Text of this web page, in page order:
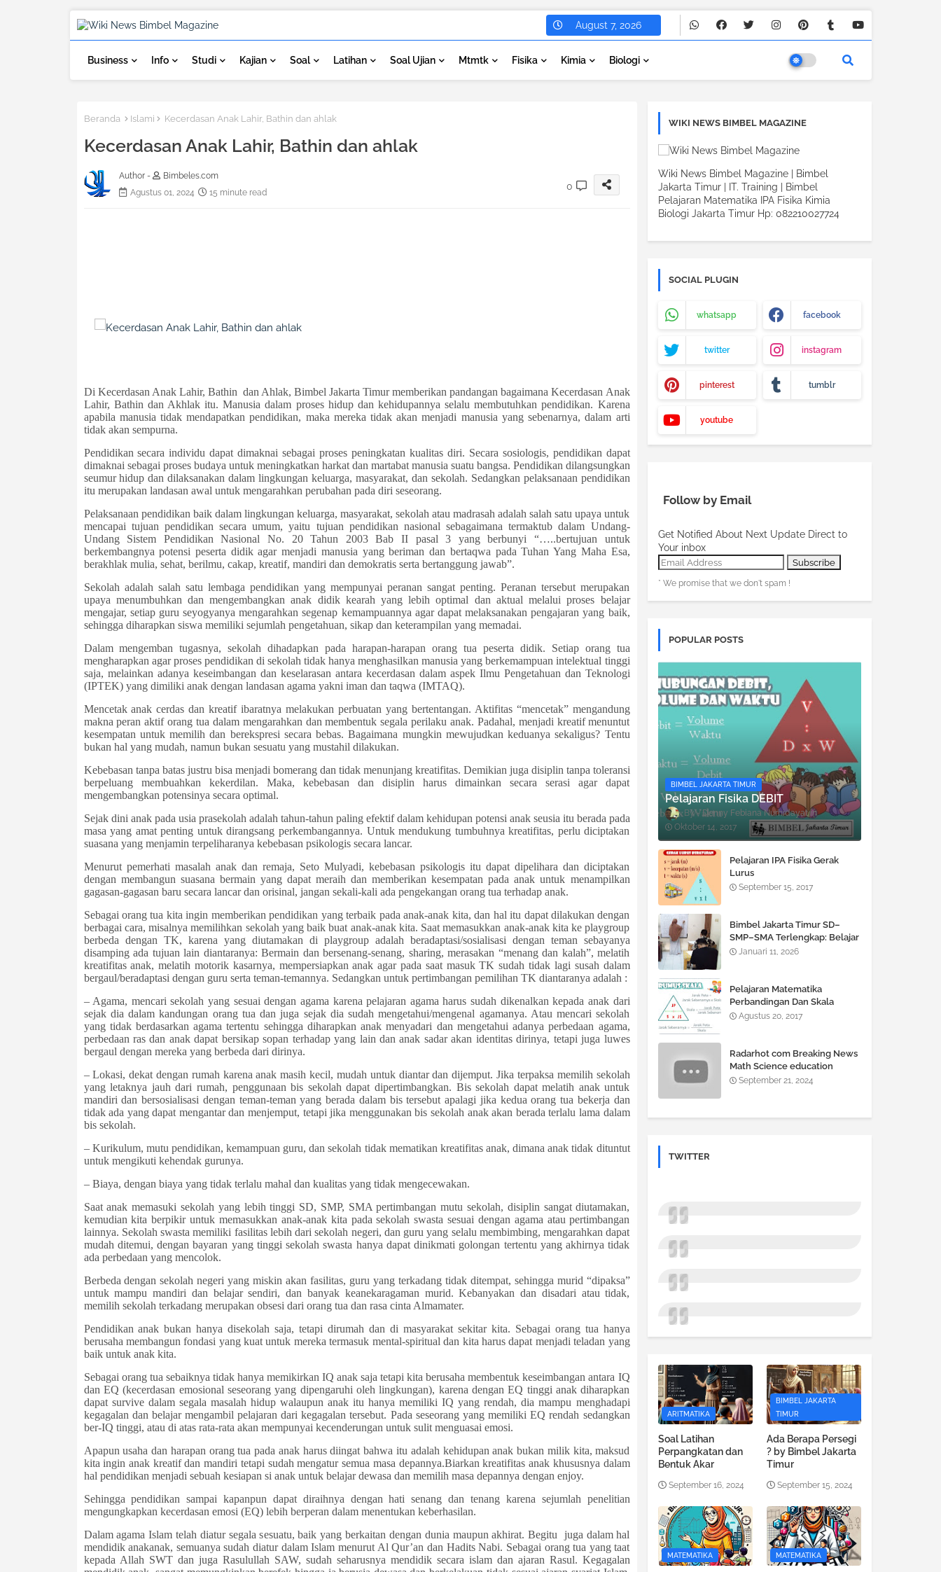
August 7, 2026
Business Info Studi Kajian Soal Latihan Soal Ujian Mtmtk Fisika Kimia Biologi
Beranda Islami Kecerdasan Anak Lahir, Bathin dan ahlak
Kecerdasan Anak Lahir, Bathin dan ahlak
Author -
Bimbeles.com
Agustus 01, 2024
15 minute read
0
Di Kecerdasan Anak Lahir, Bathin dan Ahlak, Bimbel Jakarta Timur memberikan pandangan bagaimana Kecerdasan Anak
Lahir, Bathin dan Akhlak itu. Manusia dalam proses hidup dan kehidupannya selalu membutuhkan pendidikan. Karena
apabila manusia tidak mendapatkan pendidikan, maka mereka tidak akan menjadi manusia yang sebenarnya, dalam arti
tidak akan sempurna.
Pendidikan secara individu dapat dimaknai sebagai proses peningkatan kualitas diri. Secara sosiologis, pendidikan dapat
dimaknai sebagai proses budaya untuk meningkatkan harkat dan martabat manusia suatu bangsa. Pendidikan dilangsungkan
seumur hidup dan dilaksanakan dalam lingkungan keluarga, masyarakat, dan sekolah. Sedangkan pelaksanaan pendidikan
itu merupakan landasan awal untuk mengarahkan perubahan pada diri seseorang.
Pelaksanaan pendidikan baik dalam lingkungan keluarga, masyarakat, sekolah atau madrasah adalah salah satu upaya untuk
mencapai tujuan pendidikan secara umum, yaitu tujuan pendidikan nasional sebagaimana termaktub dalam Undang-
Undang Sistem Pendidikan Nasional No. 20 Tahun 2003 Bab II pasal 3 yang berbunyi “…..bertujuan untuk
berkembangnya potensi peserta didik agar menjadi manusia yang beriman dan bertaqwa pada Tuhan Yang Maha Esa,
berakhlak mulia, sehat, berilmu, cakap, kreatif, mandiri dan demokratis serta bertanggung jawab”.
Sekolah adalah salah satu lembaga pendidikan yang mempunyai peranan sangat penting. Peranan tersebut merupakan
upaya menumbuhkan dan mengembangkan anak didik kearah yang lebih optimal dan aktual melalui proses belajar
mengajar, setiap guru seyogyanya mengarahkan segenap kemampuannya agar dapat melaksanakan pengajaran yang baik,
sehingga diharapkan siswa memiliki sejumlah pengetahuan, sikap dan keterampilan yang memadai.
Dalam mengemban tugasnya, sekolah dihadapkan pada harapan-harapan orang tua peserta didik. Setiap orang tua
mengharapkan agar proses pendidikan di sekolah tidak hanya menghasilkan manusia yang berkemampuan intelektual tinggi
saja, melainkan adanya keseimbangan dan keselarasan antara kecerdasan dalam aspek Ilmu Pengetahuan dan Teknologi
(IPTEK) yang dimiliki anak dengan landasan agama yakni iman dan taqwa (IMTAQ).
Mencetak anak cerdas dan kreatif ibaratnya melakukan perbuatan yang bertentangan. Aktifitas “mencetak” mengandung
makna peran aktif orang tua dalam mengarahkan dan membentuk segala perilaku anak. Padahal, menjadi kreatif menuntut
kesempatan untuk memilih dan berekspresi secara bebas. Bagaimana mungkin mewujudkan keduanya sekaligus? Tentu
bukan hal yang mudah, namun bukan sesuatu yang mustahil dilakukan.
Kebebasan tanpa batas justru bisa menjadi bomerang dan tidak menunjang kreatifitas. Demikian juga disiplin tanpa toleransi
berpeluang membuahkan kekerdilan. Maka, kebebasan dan disiplin harus dimainkan secara serasi agar dapat
mengembangkan potensinya secara optimal.
Sejak dini anak pada usia prasekolah adalah tahun-tahun paling efektif dalam kehidupan potensi anak seusia itu berada pada
masa yang amat penting untuk dirangsang perkembangannya. Untuk mendukung tumbuhnya kreatifitas, perlu diciptakan
suasana yang menjamin terpeliharanya kebebasan psikologis secara lancar.
Menurut pemerhati masalah anak dan remaja, Seto Mulyadi, kebebasan psikologis itu dapat dipelihara dan diciptakan
dengan membangun suasana bermain yang dapat meraih dan memberikan kesempatan pada anak untuk menampilkan
gagasan-gagasan baru secara lancar dan orisinal, jangan sekali-kali ada pengekangan orang tua terhadap anak.
Sebagai orang tua kita ingin memberikan pendidikan yang terbaik pada anak-anak kita, dan hal itu dapat dilakukan dengan
berbagai cara, misalnya memilihkan sekolah yang baik buat anak-anak kita. Saat memasukkan anak-anak kita ke playgroup
berbeda dengan TK, karena yang diutamakan di playgroup adalah beradaptasi/sosialisasi dengan teman sebayanya
disamping ada tujuan lain diantaranya: Bermain dan bersenang-senang, sharing, merasakan “menang dan kalah”, melatih
kreatifitas anak, melatih motorik kasarnya, mempersiapkan anak agar pada saat masuk TK sudah tidak lagi susah dalam
bergaul/beradaptasi dengan guru serta teman-temannya. Sedangkan untuk pertimbangan pemilihan TK diantaranya adalah :
– Agama, mencari sekolah yang sesuai dengan agama karena pelajaran agama harus sudah dikenalkan kepada anak dari
sejak dia dalam kandungan orang tua dan juga sejak dia sudah mengetahui/mengenal agamanya. Atau mencari sekolah
yang tidak berdasarkan agama tertentu sehingga diharapkan anak menyadari dan mengetahui adanya perbedaan agama,
perbedaan ras dan anak dapat bersikap sopan terhadap yang lain dan anak sadar akan identitas dirinya, tetapi juga luwes
bergaul dengan mereka yang berbeda dari dirinya.
– Lokasi, dekat dengan rumah karena anak masih kecil, mudah untuk diantar dan dijemput. Jika terpaksa memilih sekolah
yang letaknya jauh dari rumah, penggunaan bis sekolah dapat dipertimbangkan. Bis sekolah dapat melatih anak untuk
mandiri dan bersosialisasi dengan teman-teman yang berada dalam bis tersebut apalagi jika kedua orang tua bekerja dan
tidak ada yang dapat mengantar dan menjemput, tetapi jika menggunakan bis sekolah anak akan berada terlalu lama dalam
bis sekolah.
– Kurikulum, mutu pendidikan, kemampuan guru, dan sekolah tidak mematikan kreatifitas anak, dimana anak tidak dituntut
untuk mengikuti kehendak gurunya.
– Biaya, dengan biaya yang tidak terlalu mahal dan kualitas yang tidak mengecewakan.
Saat anak memasuki sekolah yang lebih tinggi SD, SMP, SMA pertimbangan mutu sekolah, disiplin sangat diutamakan,
kemudian kita berpikir untuk memasukkan anak-anak kita pada sekolah swasta sesuai dengan agama atau pertimbangan
lainnya. Sekolah swasta memiliki fasilitas lebih dari sekolah negeri, dan guru yang selalu membimbing, mengarahkan dapat
mudah ditemui, dengan bayaran yang tinggi sekolah swasta hanya dapat dinikmati golongan tertentu yang akhirnya tidak
ada perbedaan yang mencolok.
Berbeda dengan sekolah negeri yang miskin akan fasilitas, guru yang terkadang tidak ditempat, sehingga murid “dipaksa”
untuk mampu mandiri dan belajar sendiri, dan banyak keanekaragaman murid. Kebanyakan dan disadari atau tidak,
memilih sekolah terkadang merupakan obsesi dari orang tua dan rasa cinta Almamater.
Pendidikan anak bukan hanya disekolah saja, tetapi dirumah dan di masyarakat sekitar kita. Sebagai orang tua hanya
berusaha membangun fondasi yang kuat untuk mereka termasuk mental-spiritual dan kita harus dapat menjadi teladan yang
baik untuk anak kita.
Sebagai orang tua sebaiknya tidak hanya memikirkan IQ anak saja tetapi kita berusaha membentuk keseimbangan antara IQ
dan EQ (kecerdasan emosional seseorang yang dipengaruhi oleh lingkungan), karena dengan EQ tinggi anak diharapkan
dapat survive dalam segala masalah hidup walaupun anak itu hanya memiliki IQ yang rendah, dia mampu menghadapi
kegagalan dan belajar mengambil pelajaran dari kegagalan tersebut. Pada seseorang yang memiliki EQ rendah sedangkan
ber-IQ tinggi, atau di atas rata-rata akan mempunyai kecenderungan untuk sulit menguasai emosi.
Apapun usaha dan harapan orang tua pada anak harus diingat bahwa itu adalah kehidupan anak bukan milik kita, maksud
kita ingin anak kreatif dan mandiri tetapi sudah mengatur semua masa depannya.Biarkan kreatifitas anak khususnya dalam
hal pendidikan menjadi sebuah kesiapan si anak untuk belajar dewasa dan memilih masa depannya dengan enjoy.
Sehingga pendidikan sampai kapanpun dapat diraihnya dengan hati senang dan tenang karena sejumlah penelitian
mengungkapkan kecerdasan emosi (EQ) lebih berperan dalam menentukan keberhasilan.
Dalam agama Islam telah diatur segala sesuatu, baik yang berkaitan dengan dunia maupun akhirat. Begitu juga dalam hal
mendidik anak­anak, semuanya sudah diatur dalam Islam menurut Al Qur’an dan Hadits Nabi. Sebagai orang tua yang taat
kepada Allah SWT dan juga Rasulullah SAW, sudah seharusnya mendidik secara islam dan ajaran Rasul. Kegagalan
WIKI NEWS BIMBEL MAGAZINE
Wiki News Bimbel Magazine | Bimbel
Jakarta Timur | IT. Training | Bimbel
Pelajaran Matematika IPA Fisika Kimia
Biologi Jakarta Timur Hp: 082210027724
SOCIAL PLUGIN
whatsapp facebook
twitter instagram
pinterest tumblr
youtube
Follow by Email
Get Notified About Next Update Direct to
Your inbox
* We promise that we don't spam !
POPULAR POSTS
BIMBEL JAKARTA TIMUR
Pelajaran Fisika DEBIT
Denny Febiana Nurhidayat
Oktober 14, 2017
Pelajaran IPA Fisika Gerak
Lurus
September 15, 2017
Bimbel Jakarta Timur SD–
SMP–SMA Terlengkap: Belajar
Jadi Gampang, Nilai Auto Naik!
Januari 11, 2026
Pelajaran Matematika
Perbandingan Dan Skala
Agustus 20, 2017
Radarhot com Breaking News
Math Science education
September 21, 2024
TWITTER
ARITMATIKA
Soal Latihan
Perpangkatan dan
Bentuk Akar
September 16, 2024
BIMBEL JAKARTA
TIMUR
Ada Berapa Persegi
? by Bimbel Jakarta
Timur
September 15, 2024
MATEMATIKA MATEMATIKA